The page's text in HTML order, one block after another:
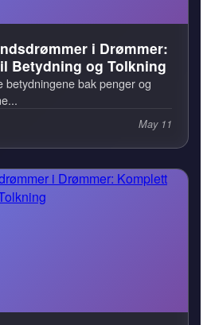
i Drømmer:
Betydning og Tolkning
betydningene bak penger og
May 11